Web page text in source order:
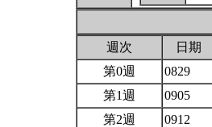
週次
日期
第0週
0829
第1週
0905
第2週
0912